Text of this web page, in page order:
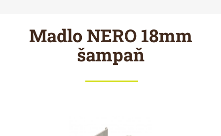
Madlo NERO 18mm
šampaň